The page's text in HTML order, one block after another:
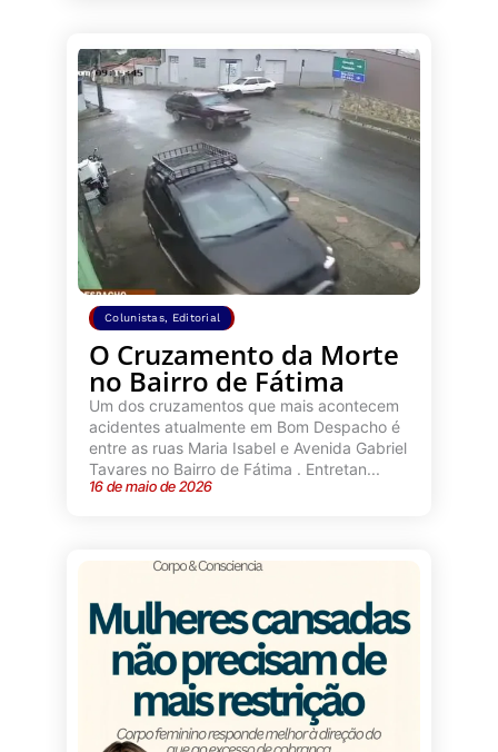
Colunistas, Editorial
O Cruzamento da Morte
no Bairro de Fátima
Um dos cruzamentos que mais acontecem
acidentes atualmente em Bom Despacho é
entre as ruas Maria Isabel e Avenida Gabriel
Tavares no Bairro de Fátima . Entretan...
16 de maio de 2026